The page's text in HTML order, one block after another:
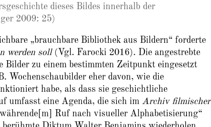
dieses Bildes innerhalb der
2009: 25)
„brauchbare Bibliothek aus Bildern“ forderte
werden soll(Vgl. Farocki 2016). Die angestrebte
zu einem bestimmten Zeitpunkt eingesetzt
Wochenschaubilder eher davon, wie die
habe, als dass sie geschichtliche
umfasst eine Agenda, die sich im Archiv filmischer
Ruf nach visueller Alphabetisierung“